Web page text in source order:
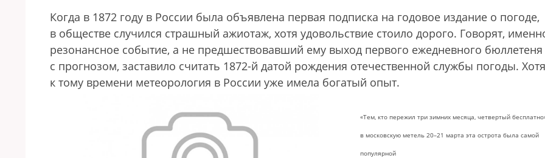
Когда в 1872 году в России была объявлена первая подписка на годовое издание о погоде,
в обществе случился страшный ажиотаж, хотя удовольствие стоило дорого. Говорят,
резонансное событие, а не предшествовавший ему выход первого ежедневного бюллетеня
с прогнозом, заставило считать 1872-й датой рождения отечественной службы погоды. Хотя
к тому времени метеорология в России уже имела богатый опыт.
«Тем, кто пережил три зимних месяца, четвертый
в московскую метель 20–21 марта эта острота была самой
популярной